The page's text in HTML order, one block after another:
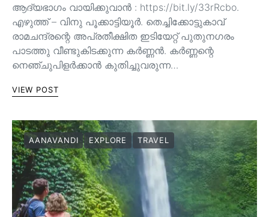
ആദ്യഭാഗം വായിക്കുവാൻ : https://bit.ly/33rRcbo.
എഴുത്ത് – വിനു പൂക്കാട്ടിയൂർ. തെച്ചിക്കോട്ടുകാവ്
രാമചന്ദ്രന്റെ അപ്രതീക്ഷിത ഇടിയേറ്റ് പുതുനഗരം
പാടത്തു വീണ്ടുകിടക്കുന്ന കർണ്ണൻ. കർണ്ണന്റെ
നെഞ്ചുപിളർക്കാൻ കുതിച്ചുവരുന്ന…
VIEW POST
AANAVANDI EXPLORE TRAVEL